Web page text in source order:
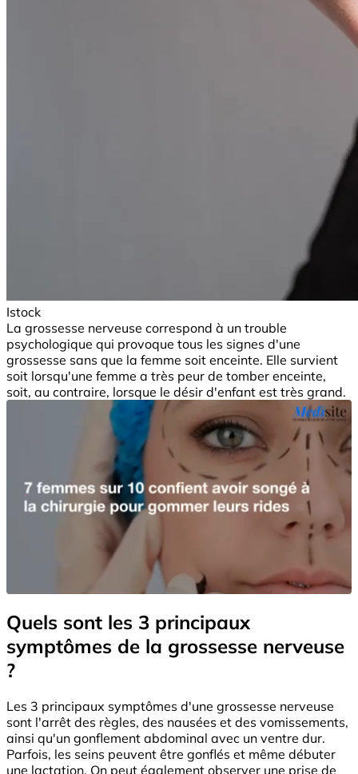
Istock
La grossesse nerveuse correspond à un trouble
psychologique qui provoque tous les signes d'une
grossesse sans que la femme soit enceinte. Elle survient
soit lorsqu'une femme a très peur de tomber enceinte,
soit, au contraire, lorsque le désir d'enfant est très grand.
Quels sont les 3 principaux
symptômes de la grossesse nerveuse
?
Les 3 principaux symptômes d'une grossesse nerveuse
sont l'arrêt des règles, des nausées et des vomissements,
ainsi qu'un gonflement abdominal avec un ventre dur.
Parfois, les seins peuvent être gonflés et même débuter
une lactation. On peut également observer une prise de